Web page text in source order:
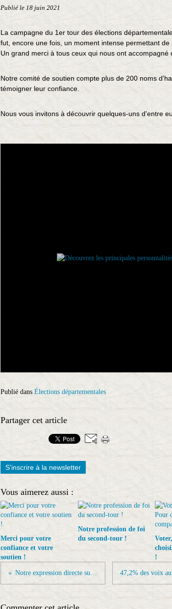
Publié le 18 juin 2021
La campagne du 1er tour des élections
fut, encore une fois, un moment intense permettant
Un grand merci à tous ceux qui nous ont accompagné
Notre comité de soutien compte plus de 200 noms
témoigner leur confiance.
Nous vous invitons à découvrir quelques-uns d'entre
Publié dans Élections départementales
Partager cet article
S'inscrire à la newsletter
Vous aimerez aussi :
Merci pour votre
confiance et votre
soutien !
Notre profession de foi
du second-tour !
!
Notre expression directe sur LMTV